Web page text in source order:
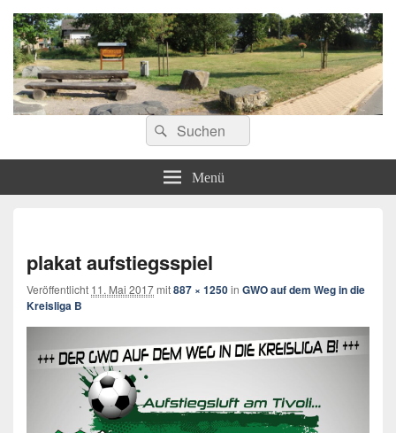
ostoennen.deSuchen
nach:
Suchen
Menü
plakat aufstiegsspiel
Veröffentlicht 11. Mai 2017mit887 × 1250in GWO auf dem Weg in die
Kreisliga B